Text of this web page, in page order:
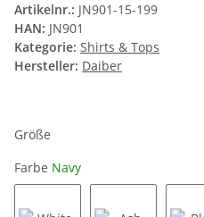
Artikelnr.: JN901-15-199
HAN: JN901
Kategorie: Shirts & Tops
Hersteller: Daiber
Größe
Farbe Navy